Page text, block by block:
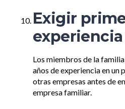
Exigir
Los miembros de la
años de experiencia en un
otras empresas antes de
empresa familiar.